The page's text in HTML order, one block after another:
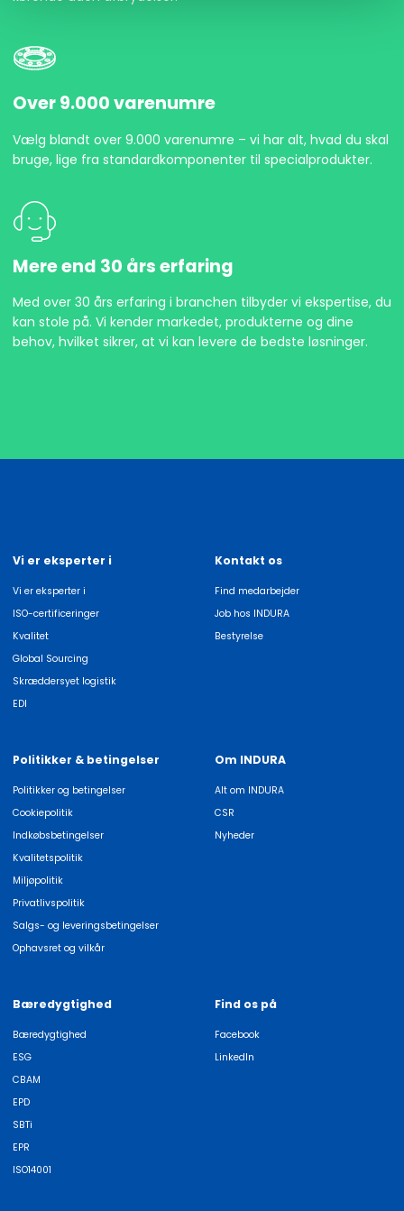
Over 9.000 varenumre
Vælg blandt over 9.000 varenumre – vi har alt, hvad du skal
bruge, lige fra standardkomponenter til specialprodukter.
Mere end 30 års erfaring
Med over 30 års erfaring i branchen tilbyder vi ekspertise, du
kan stole på. Vi kender markedet, produkterne og dine
behov, hvilket sikrer, at vi kan levere de bedste løsninger.
Vi er eksperter i
Vi er eksperter i
ISO-certificeringer
Kvalitet
Global Sourcing
Skræddersyet logistik
EDI
Kontakt os
Find medarbejder
Job hos INDURA
Bestyrelse
Politikker & betingelser
Politikker og betingelser
Cookiepolitik
Indkøbsbetingelser
Kvalitetspolitik
Miljøpolitik
Privatlivspolitik
Salgs- og leveringsbetingelser
Ophavsret og vilkår
Om INDURA
Alt om INDURA
CSR
Nyheder
Bæredygtighed
Bæredygtighed
ESG
CBAM
EPD
SBTi
EPR
ISO14001
Find os på
Facebook
LinkedIn